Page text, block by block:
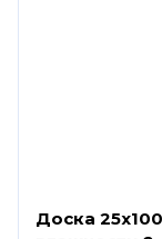
Доска